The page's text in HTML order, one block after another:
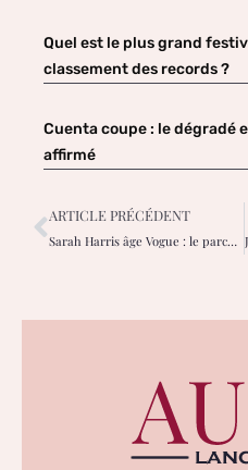
Quel est le plus grand
classement des records ?
Cuenta coupe : le dégradé
affirmé
ARTICLE PRÉCÉDENT
Sarah Harris âge Vogue : le parcours inspirant de la rédactrice renommée